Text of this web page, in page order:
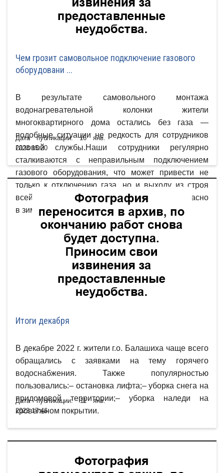
Чем грозит самовольное подключение газового
оборудовани ...
В результате самовольного монтажа
водонагревательной колонки жители
многоквартирного дома остались без газа —
подобные ситуации не редкость для сотрудников
газовой службы.Наши сотрудники регулярно
сталкиваются с неправильным подключением
газового оборудования, что может привести не
только к отключению газа, но и выходу из строя
всей газовой системы дома. Это особенно опасно
в зимнее время, когда вода в трубах замерзает.
Дата публикации: 16 янв.
2023 15:20
Итоги декабря
В декабре 2022 г. жители г.о. Балашиха чаще всего
обращались с заявками на тему горячего
водоснабжения. Также популярностью
пользовались:– остановка лифта;– уборка снега на
придомовой территории;– уборка наледи на
кровельном покрытии.
Дата публикации: 11 янв.
2023 17:46